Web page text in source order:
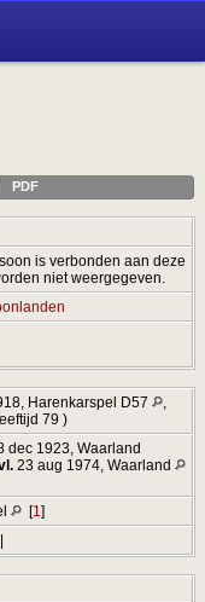
PDF
is verbonden aan deze
niet weergegeven.
Harenkarspel D57
79 )
dec 1923, Waarland
23 aug 1974, Waarland
[1 ]
|